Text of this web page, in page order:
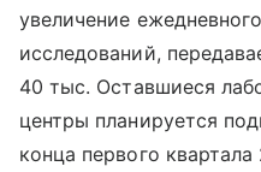
увеличение
исследований,
40 тыс. Оставшиеся
центры планируется
конца первого квартала